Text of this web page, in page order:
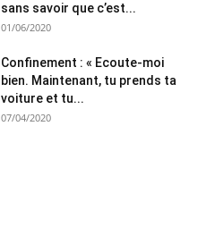
sans savoir que c’est...
01/06/2020
Confinement : « Ecoute-moi
bien. Maintenant, tu prends ta
voiture et tu...
07/04/2020